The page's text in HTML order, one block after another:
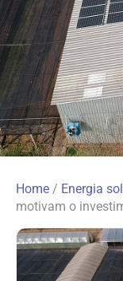
Home / Energia
motivam o